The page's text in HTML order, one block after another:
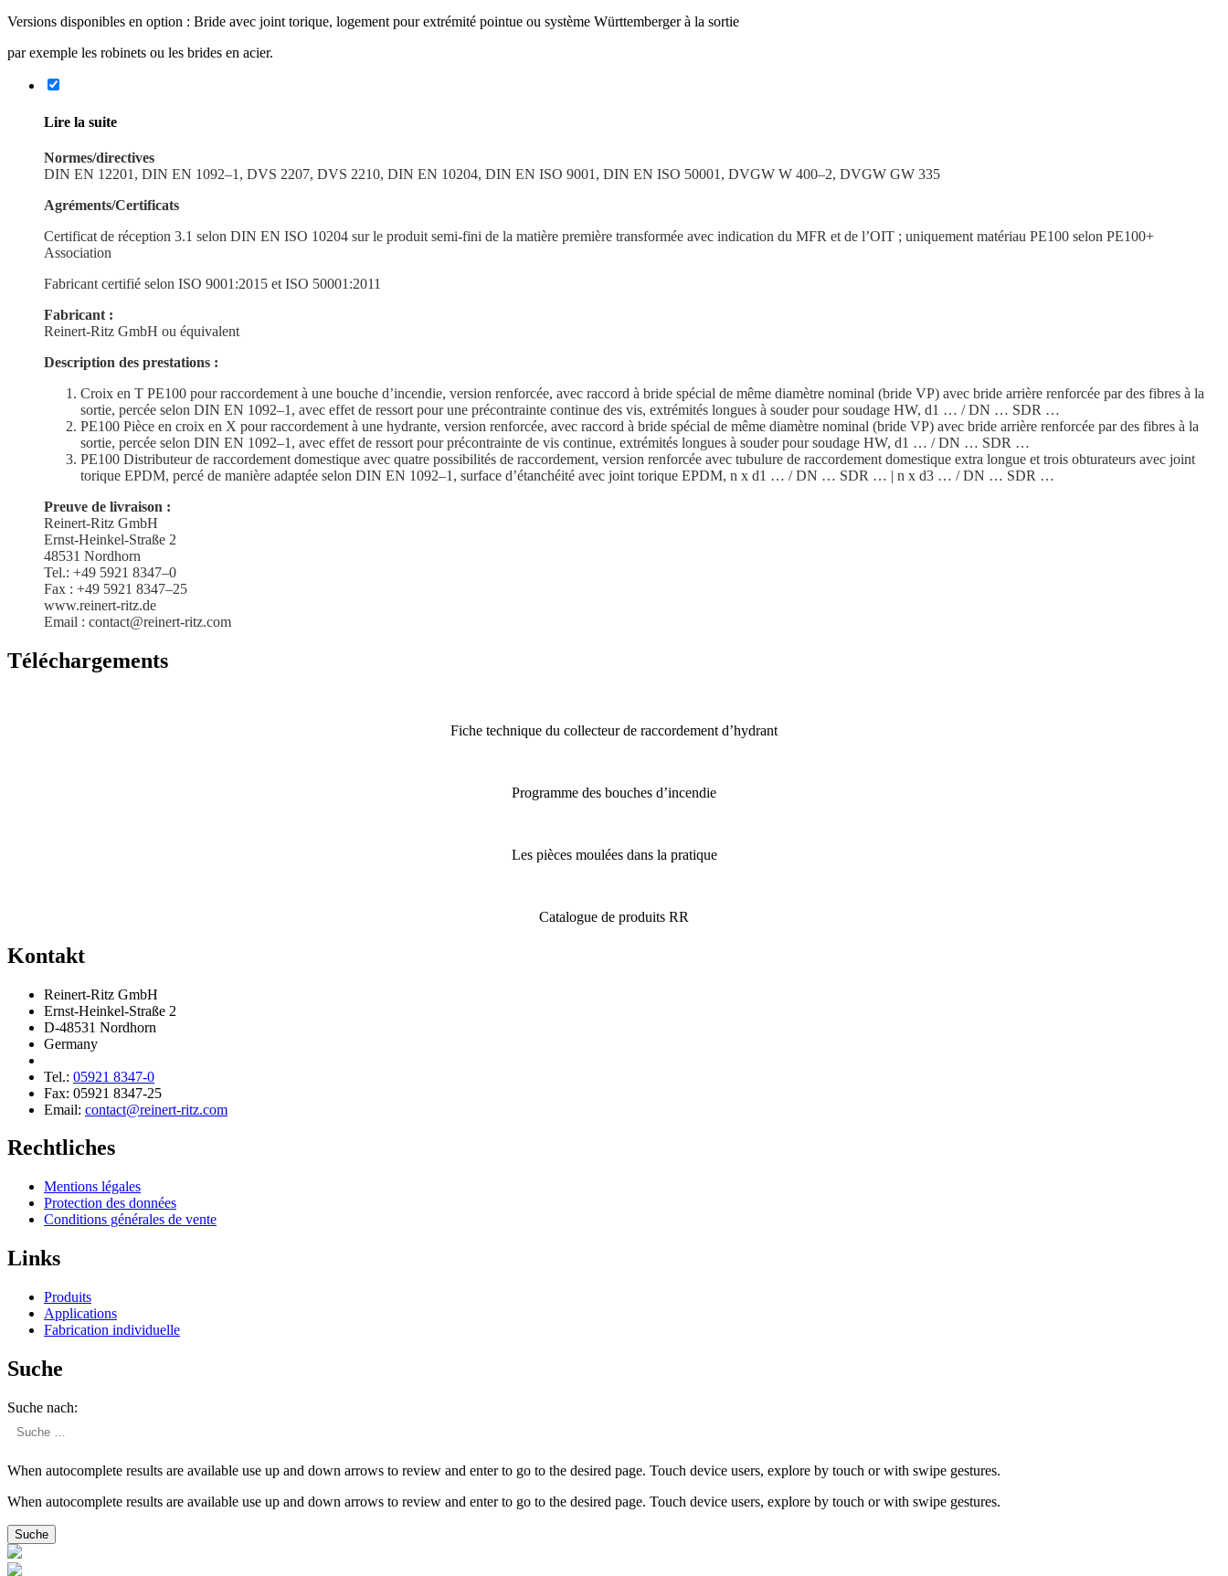
Versions dispo­nibles en option : Bride avec joint torique, logement pour extrémité pointue ou système Württem­berger à la sortie
par exemple les robinets ou les brides en acier.
Lire la suite
Normes/directives
DIN EN 12201, DIN EN 1092–1, DVS 2207, DVS 2210, DIN EN 10204, DIN EN ISO 9001, DIN EN ISO 50001, DVGW W 400–2, DVGW GW 335
Agréments/Certificats
Certi­ficat de réception 3.1 selon DIN EN ISO 10204 sur le produit semi-fini de la matière première trans­formée avec indication du MFR et de l’OIT ; uniquement matériau PE100 selon PE100+
Association
Fabricant certifié selon ISO 9001:2015 et ISO 50001:2011
Fabricant :
Reinert-Ritz GmbH ou équivalent
Description des prestations :
Croix en T PE100 pour raccor­dement à une bouche d’incendie, version renforcée, avec raccord à bride spécial de même diamètre nominal (bride VP) avec bride arrière renforcée par des fibres à la
sortie, percée selon DIN EN 1092–1, avec effet de ressort pour une précon­trainte continue des vis, extré­mités longues à souder pour soudage HW, d1 … / DN … SDR …
PE100 Pièce en croix en X pour raccor­dement à une hydrante, version renforcée, avec raccord à bride spécial de même diamètre nominal (bride VP) avec bride arrière renforcée par des fibres à la
sortie, percée selon DIN EN 1092–1, avec effet de ressort pour précon­trainte de vis continue, extré­mités longues à souder pour soudage HW, d1 … / DN … SDR …
PE100 Distri­buteur de raccor­dement domes­tique avec quatre possi­bi­lités de raccor­dement, version renforcée avec tubulure de raccor­dement domes­tique extra longue et trois obtura­teurs avec joint
torique EPDM, percé de manière adaptée selon DIN EN 1092–1, surface d’étan­chéité avec joint torique EPDM, n x d1 … / DN … SDR … | n x d3 … / DN … SDR …
Preuve de livraison :
Reinert-Ritz GmbH
Ernst-Heinkel-Straße 2
48531 Nordhorn
Tel.: +49 5921 8347–0
Fax : +49 5921 8347–25
www.reinert-ritz.de
Email : contact@reinert-ritz.com
Téléchar­ge­ments
Fiche technique du collecteur de raccor­dement d’hydrant
Programme des bouches d’incendie
Les pièces moulées dans la pratique
Catalogue de produits RR
Kontakt
Reinert-Ritz GmbH
Ernst-Heinkel-Straße 2
D-48531 Nordhorn
Germany
Tel.: 05921 8347-0
Fax: 05921 8347-25
Email: contact@reinert-ritz.com
Rechtliches
Mentions légales
Protection des données
Condi­tions générales de vente
Links
Produits
Appli­ca­tions
Fabri­cation individuelle
Suche
Suche nach:
When autocomplete results are available use up and down arrows to review and enter to go to the desired page. Touch device users, explore by touch or with swipe gestures.
When autocomplete results are available use up and down arrows to review and enter to go to the desired page. Touch device users, explore by touch or with swipe gestures.